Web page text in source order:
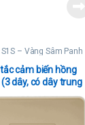
– Vàng Sâm Panh
cảm biến hồng
dây, có dây trung